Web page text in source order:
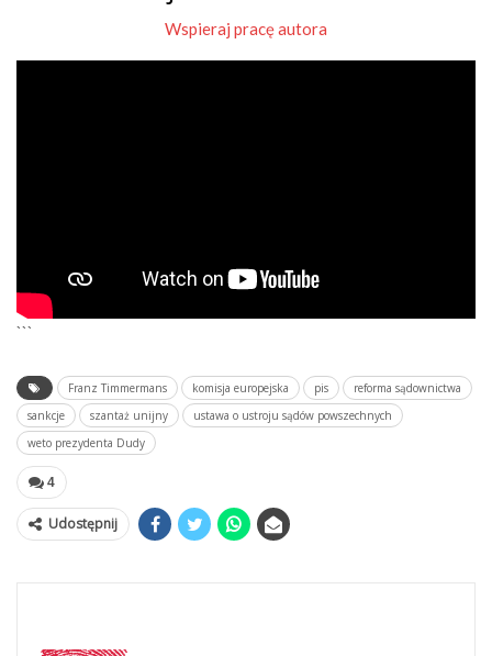
Wspieraj pracę autora
```
Franz Timmermans komisja europejska pis
reforma sądownictwa
sankcje
szantaż unijny
ustawa o ustroju sądów powszechnych
weto prezydenta Dudy
4
Udostępnij